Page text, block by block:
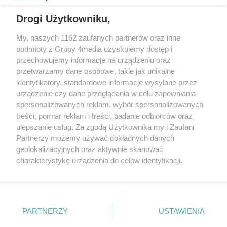
Prywatność Reklama Redakcja Praca Kielce
Facebook.com
Youtube.com
Drogi Użytkowniku,
My, naszych 1162 zaufanych partnerów oraz inne
podmioty z Grupy 4media uzyskujemy dostęp i
przechowujemy informacje na urządzeniu oraz
przetwarzamy dane osobowe, takie jak unikalne
identyfikatory, standardowe informacje wysyłane przez
urządzenie czy dane przeglądania w celu zapewniania
spersonalizowanych reklam, wybór spersonalizowanych
treści, pomiar reklam i treści, badanie odbiorców oraz
ulepszanie usług. Za zgodą Użytkownika my i Zaufani
Partnerzy możemy używać dokładnych danych
geolokalizacyjnych oraz aktywnie skanować
charakterystykę urządzenia do celów identyfikacji.
zmienić/wycofać klikając przycisk ustawień prywatności
znajdujący się w lewym dolnym rogu strony
. Niektóre
PARTNERZY USTAWIENIA